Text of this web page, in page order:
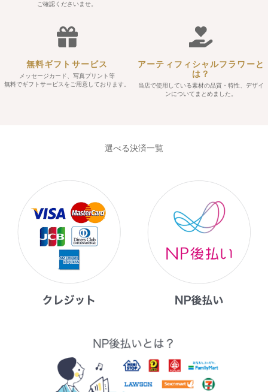
ご確認くださいませ。
無料ギフトサービス
メッセージカード、写真プリント等
無料でギフトサービスをご用意しております。
アーティフィシャルフラワーと
は？
当店で使用している素材の品質・特性、デザイ
ンについてまとめました。
選べる決済一覧